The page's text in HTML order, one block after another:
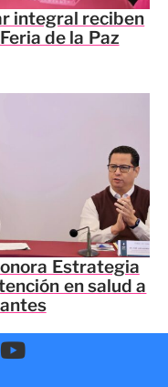
integral reciben
de la Paz
Estrategia
en salud a